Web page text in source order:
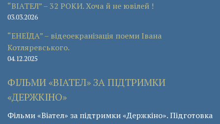
“ВІАТЕЛ” – 32 РОКИ. Хоча й не ювілей !
03.03.2026
“ЕНЕЇДА” – відеоекранізація поеми Івана
Котляревського.
04.12.2025
ФІЛЬМИ «ВІАТЕЛ» ЗА ПІДТРИМКИ
«ДЕРЖКІНО»
Фільми «Віател» за підтримки «Держкіно». Підготовка